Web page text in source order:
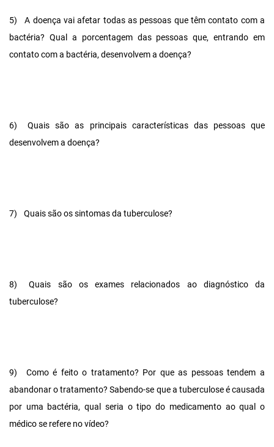
5)
A doença vai afetar todas as pessoas que têm contato com a
bactéria? Qual a porcentagem das pessoas que, entrando em
contato com a bactéria, desenvolvem a doença?
6)
Quais são as principais características das pessoas que
desenvolvem a doença?
7) Quais são os sintomas da tuberculose?
8)
Quais são os exames relacionados ao diagnóstico da
tuberculose?
9)
Como é feito o tratamento? Por que as pessoas tendem a
abandonar o tratamento? Sabendo-se que a tuberculose é causada
por uma bactéria, qual seria o tipo do medicamento ao qual o
médico se refere no vídeo?